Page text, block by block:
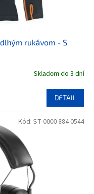
rukávom - S
Skladom do 3 dní
DETAIL
Kód: ST-0000 884 0544